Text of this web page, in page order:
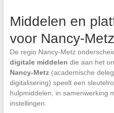
Middelen en
voor Nancy-Metz
De regio Nancy-Metz
digitale middelen die aan het
Nancy-Metz(academische
digitalisering) speelt een
hulpmiddelen, in samenwerking
instellingen.